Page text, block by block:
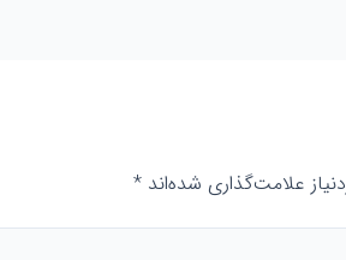
علامت‌گذاری شده‌اند *